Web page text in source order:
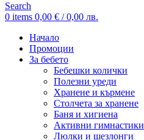
Search
0 items 0,00 € / 0,00 лв.
Начало
Промоции
За бебето
Бебешки колички
Полезни уреди
Хранене и кърмене
Столчета за хранене
Баня и хигиена
Активни гимнастики
Люлки и шезлонги